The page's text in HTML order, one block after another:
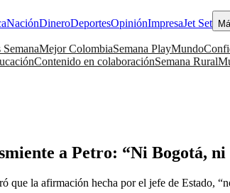
NaciónDineroDeportesOpiniónImpresaJet Set
SemanaMejor ColombiaSemana PlayMundo
Contenido en colaboraciónSemana Rural
a Petro: “Ni Bogotá,
que la afirmación hecha por el jefe de Estado,